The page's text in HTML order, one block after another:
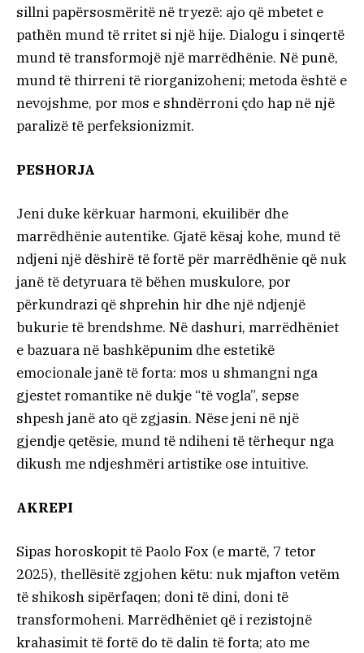
sillni papërsosmëritë në tryezë: ajo që mbetet e
pathën mund të rritet si një hije. Dialogu i sinqertë
mund të transformojë një marrëdhënie. Në punë,
mund të thirreni të riorganizoheni; metoda është e
nevojshme, por mos e shndërroni çdo hap në një
paralizë të perfeksionizmit.
PESHORJA
Jeni duke kërkuar harmoni, ekuilibër dhe
marrëdhënie autentike. Gjatë kësaj kohe, mund të
ndjeni një dëshirë të fortë për marrëdhënie që nuk
janë të detyruara të bëhen muskulore, por
përkundrazi që shprehin hir dhe një ndjenjë
bukurie të brendshme. Në dashuri, marrëdhëniet
e bazuara në bashkëpunim dhe estetikë
emocionale janë të forta: mos u shmangni nga
gjestet romantike në dukje “të vogla”, sepse
shpesh janë ato që zgjasin. Nëse jeni në një
gjendje qetësie, mund të ndiheni të tërhequr nga
dikush me ndjeshmëri artistike ose intuitive.
AKREPI
Sipas horoskopit të Paolo Fox (e martë, 7 tetor
2025), thellësitë zgjohen këtu: nuk mjafton vetëm
të shikosh sipërfaqen; doni të dini, doni të
transformoheni. Marrëdhëniet që i rezistojnë
krahasimit të fortë do të dalin të forta; ato me